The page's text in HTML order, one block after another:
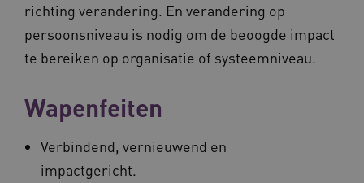
richting verandering. En verandering op
persoonsniveau is nodig om de beoogde impact
te bereiken op organisatie of systeemniveau.
Wapenfeiten
Verbindend, vernieuwend en
impactgericht.